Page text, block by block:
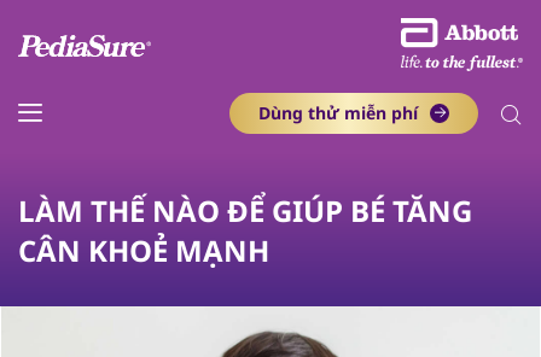
Dùng thử miễn phí​
LÀM THẾ NÀO ĐỂ GIÚP BÉ TĂNG
CÂN KHOẺ MẠNH